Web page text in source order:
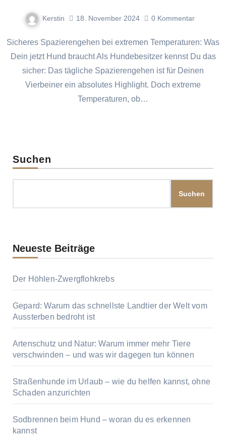
Kerstin 18. November 2024 0 Kommentar
Sicheres Spazierengehen bei extremen Temperaturen: Was
Dein jetzt Hund braucht Als Hundebesitzer kennst Du das
sicher: Das tägliche Spazierengehen ist für Deinen
Vierbeiner ein absolutes Highlight. Doch extreme
Temperaturen, ob…
Suchen
Suchen
Neueste Beiträge
Der Höhlen-Zwergflohkrebs
Gepard: Warum das schnellste Landtier der Welt vom
Aussterben bedroht ist
Artenschutz und Natur: Warum immer mehr Tiere
verschwinden – und was wir dagegen tun können
Straßenhunde im Urlaub – wie du helfen kannst, ohne
Schaden anzurichten
Sodbrennen beim Hund – woran du es erkennen
kannst